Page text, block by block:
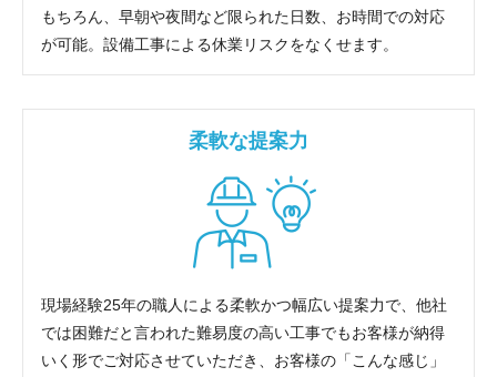
もちろん、早朝や夜間など限られた日数、お時間での対応
が可能。設備工事による休業リスクをなくせます。
柔軟な提案力
現場経験25年の職人による柔軟かつ幅広い提案力で、他社
では困難だと言われた難易度の高い工事でもお客様が納得
いく形でご対応させていただき、お客様の「こんな感じ」